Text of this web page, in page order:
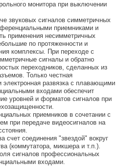
монитора при выключении
звуковых сигналов симметричных
приемниками и
применения несимметричных
по протяженности и
комплексы. При переходе с
сигналы и обратно
переходников, сделанных из
Только честная
электронная развязка с плавающими
входами обеспечит
уровней и форматов сигналов при
приемников в сочетании с
при передаче видеосигналов на
счет соединения "звездой" вокруг
(коммутатора, микшера и т.п.).
сигналов профессиональных
входами.